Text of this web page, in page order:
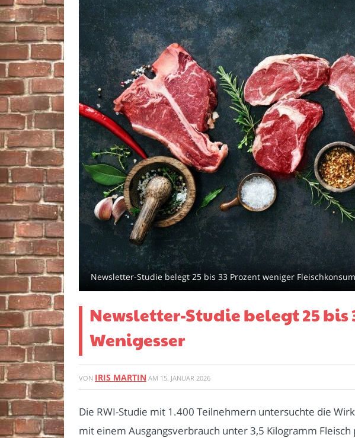
Newsletter-Studie belegt 25 bis 33 Prozent weniger
Newsletter-Studie belegt 25
Wenigesser
VON IRIS MARTIN AM 15. JANUAR 2026
Die RWI-Studie mit 1.400 Teilnehmern untersuchte die
mit einem Ausgangsverbrauch unter 3,5 Kilogramm